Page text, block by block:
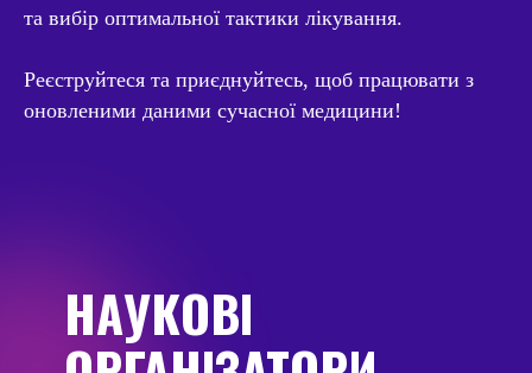
та вибір оптимальної тактики лікування.
Реєструйтеся та приєднуйтесь, щоб працювати з
оновленими даними сучасної медицини!
НАУКОВІ